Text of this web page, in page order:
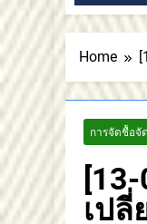
Home
การจัดชื้อจั
เป